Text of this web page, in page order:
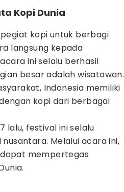
Kopi Dunia
kopi untuk berbagi
langsung kepada
ini selalu berhasil
besar adalah wisatawan.
Indonesia memiliki
kopi dari berbagai
lalu, festival ini selalu
Melalui acara ini,
mempertegas